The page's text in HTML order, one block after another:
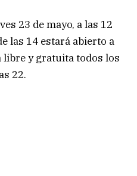
23 de mayo, a las 12
las 14 estará abierto a
y gratuita todos los
22.